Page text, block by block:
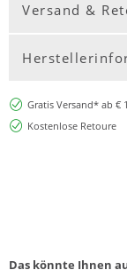
Versand &
Gratis Versand* ab €
Kostenlose Retoure
Das könnte Ihnen